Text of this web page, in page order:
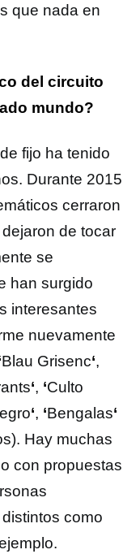
que nada en
del circuito
mundo?
fijo ha tenido
Durante 2015
cerraron
de tocar
se
han surgido
interesantes
nuevamente
Blau Grisenc‘,
‘, ‘Culto
‘, ‘Bengalas‘
Hay muchas
con propuestas
como